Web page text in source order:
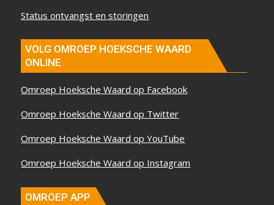
Status ontvangst en storingen
VOLG OMROEP HOEKSCHE WAARD
ONLINE
Omroep Hoeksche Waard op Facebook
Omroep Hoeksche Waard op Twitter
Omroep Hoeksche Waard op YouTube
Omroep Hoeksche Waard op Instagram
OMROEP APP